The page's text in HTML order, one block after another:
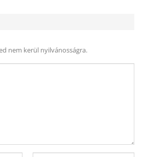
nem kerül nyilvánosságra.